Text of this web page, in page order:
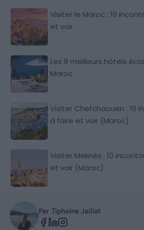
Visiter le Maroc : 10
et voir
Les 8 meilleurs hôtels
Maroc
Visiter Chefchaouen : 10
à faire et voir (Maroc)
Visiter Meknès : 10
et voir (Maroc)
Par Tiphaine Jaillat